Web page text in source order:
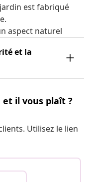
est fabriqué
aspect naturel
et la
il vous plaît ?
Utilisez le lien